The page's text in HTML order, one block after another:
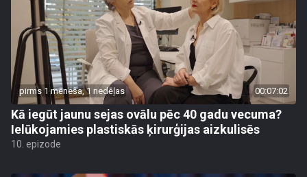
pirms 1 mēneša, 1 nedēļas 00:07:02
Kā iegūt jaunu sejas ovālu pēc 40 gadu vecuma?
Ielūkojamies plastiskās ķirurģijas aizkulisēs
10. epizode